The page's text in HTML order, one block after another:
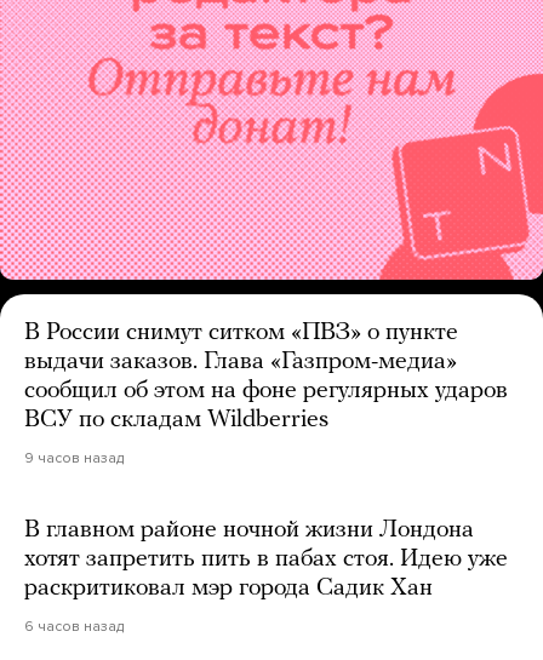
В России снимут ситком «ПВЗ» о пункте
выдачи заказов. Глава «Газпром-медиа»
сообщил об этом на фоне регулярных ударов
ВСУ по складам Wildberries
9 часов назад
В главном районе ночной жизни Лондона
хотят запретить пить в пабах стоя. Идею уже
раскритиковал мэр города Садик Хан
6 часов назад